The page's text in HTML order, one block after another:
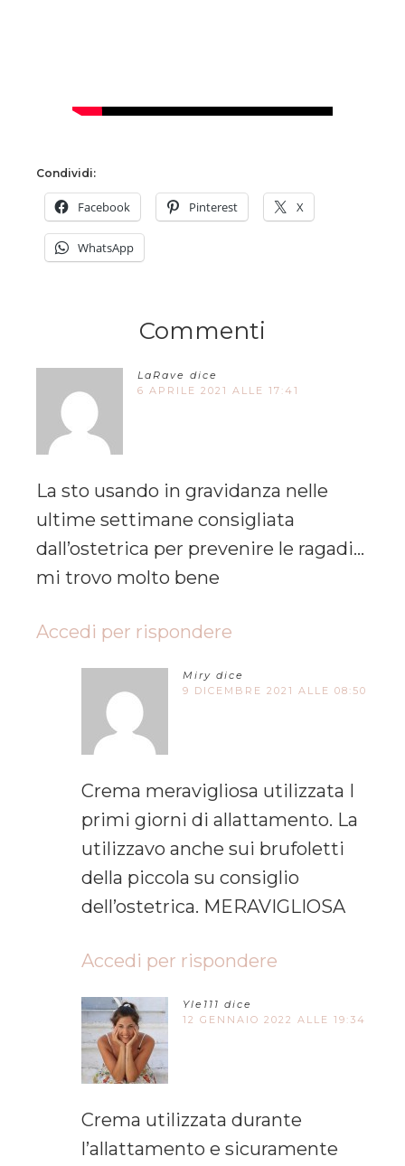
Condividi:
Facebook Pinterest X
WhatsApp
Commenti
LaRave dice
6 APRILE 2021 ALLE 17:41
La sto usando in gravidanza nelle
ultime settimane consigliata
dall’ostetrica per prevenire le ragadi…
mi trovo molto bene
Accedi per rispondere
Miry dice
9 DICEMBRE 2021 ALLE 08:50
Crema meravigliosa utilizzata I
primi giorni di allattamento. La
utilizzavo anche sui brufoletti
della piccola su consiglio
dell’ostetrica. MERAVIGLIOSA
Accedi per rispondere
Yle111 dice
12 GENNAIO 2022 ALLE 19:34
Crema utilizzata durante
l’allattamento e sicuramente